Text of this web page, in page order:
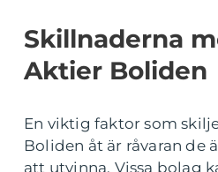
Skillnaderna
Aktier Boliden
En viktig faktor som
Boliden åt är råvaran de
att utvinna. Vissa bolag